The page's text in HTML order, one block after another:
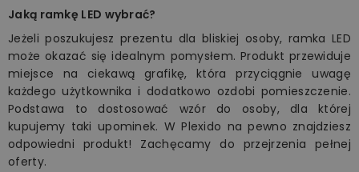
Jaką ramkę LED wybrać?
Jeżeli poszukujesz prezentu dla bliskiej osoby, ramka LED
może okazać się idealnym pomysłem. Produkt przewiduje
miejsce na ciekawą grafikę, która przyciągnie uwagę
każdego użytkownika i dodatkowo ozdobi pomieszczenie.
Podstawa to dostosować wzór do osoby, dla której
kupujemy taki upominek. W Plexido na pewno znajdziesz
odpowiedni produkt! Zachęcamy do przejrzenia pełnej
oferty.